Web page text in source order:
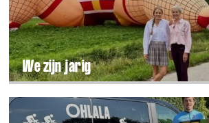
We zijn jarig